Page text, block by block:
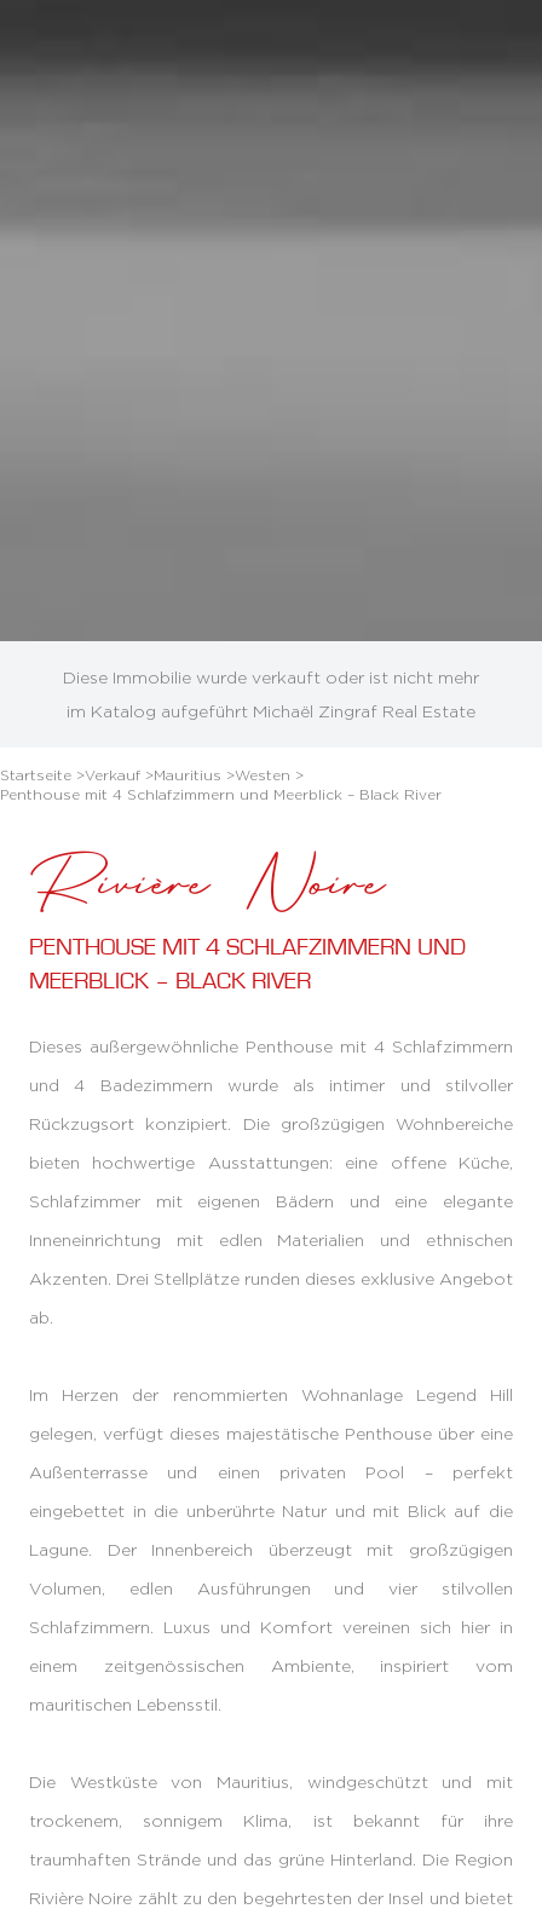
Diese Immobilie wurde verkauft oder ist nicht mehr
im Katalog aufgeführt Michaël Zingraf Real Estate
Startseite >Verkauf >Mauritius >Westen >
Penthouse mit 4 Schlafzimmern und Meerblick – Black River
Rivière Noire
PENTHOUSE MIT 4 SCHLAFZIMMERN UND
MEERBLICK – BLACK RIVER
Dieses außergewöhnliche Penthouse mit 4 Schlafzimmern
und 4 Badezimmern wurde als intimer und stilvoller
Rückzugsort konzipiert. Die großzügigen Wohnbereiche
bieten hochwertige Ausstattungen: eine offene Küche,
Schlafzimmer mit eigenen Bädern und eine elegante
Inneneinrichtung mit edlen Materialien und ethnischen
Akzenten. Drei Stellplätze runden dieses exklusive Angebot
ab.
Im Herzen der renommierten Wohnanlage Legend Hill
gelegen, verfügt dieses majestätische Penthouse über eine
Außenterrasse und einen privaten Pool – perfekt
eingebettet in die unberührte Natur und mit Blick auf die
Lagune. Der Innenbereich überzeugt mit großzügigen
Volumen, edlen Ausführungen und vier stilvollen
Schlafzimmern. Luxus und Komfort vereinen sich hier in
einem zeitgenössischen Ambiente, inspiriert vom
mauritischen Lebensstil.
Die Westküste von Mauritius, windgeschützt und mit
trockenem, sonnigem Klima, ist bekannt für ihre
traumhaften Strände und das grüne Hinterland. Die Region
Rivière Noire zählt zu den begehrtesten der Insel und bietet